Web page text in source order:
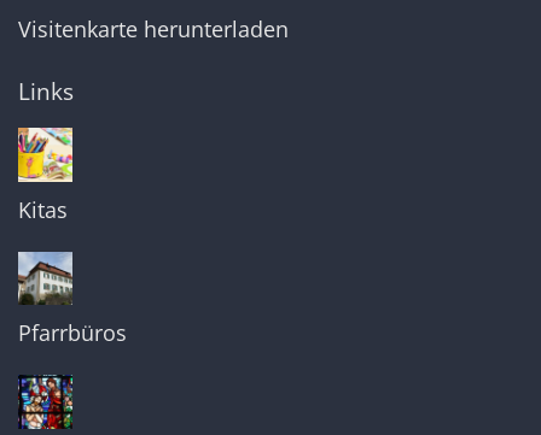
Visitenkarte herunterladen
Links
Kitas
Pfarrbüros